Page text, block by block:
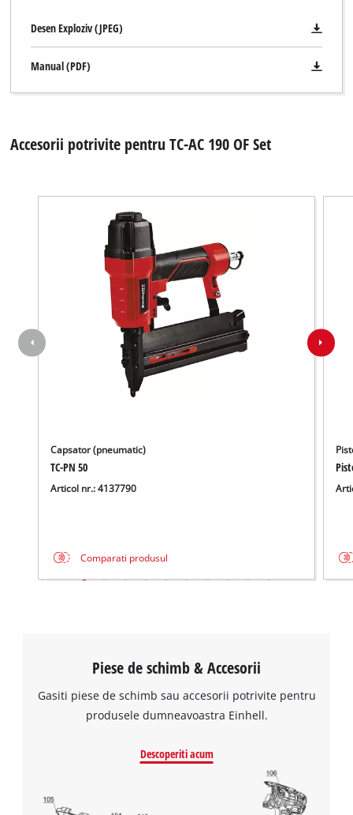
Desen Exploziv (JPEG)
Manual (PDF)
Accesorii potrivite pentru TC-AC 190 OF Set
Capsator (pneumatic)
TC-PN 50
Articol nr.: 4137790
Comparati produsul
Piese de schimb & Accesorii
Gasiti piese de schimb sau accesorii potrivite pentru
produsele dumneavoastra Einhell.
Descoperiti acum